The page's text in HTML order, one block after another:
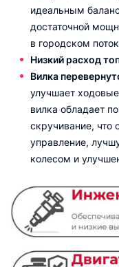
идеальным
достаточной
в городском
Низкий расход
Вилка
улучшает
вилка обладает
скручивание, что
управление,
колесом и